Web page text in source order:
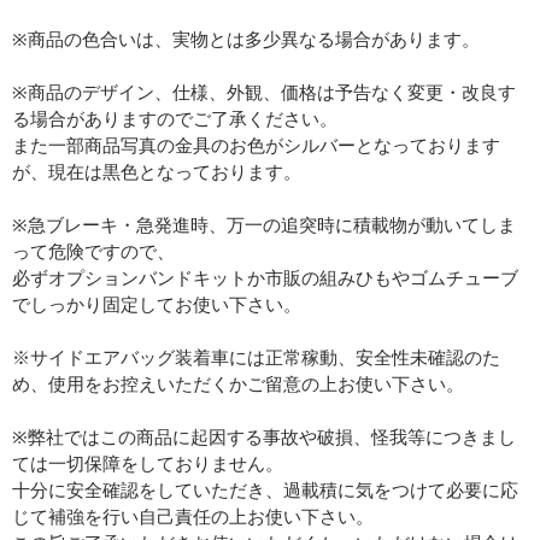
※商品の色合いは、実物とは多少異なる場合があります。
※商品のデザイン、仕様、外観、価格は予告なく変更・改良す
る場合がありますのでご了承ください。
また一部商品写真の金具のお色がシルバーとなっております
が、現在は黒色となっております。
※急ブレーキ・急発進時、万一の追突時に積載物が動いてしま
って危険ですので、
必ずオプションバンドキットか市販の組みひもやゴムチューブ
でしっかり固定してお使い下さい。
※サイドエアバッグ装着車には正常稼動、安全性未確認のた
め、使用をお控えいただくかご留意の上お使い下さい。
※弊社ではこの商品に起因する事故や破損、怪我等につきまし
ては一切保障をしておりません。
十分に安全確認をしていただき、過載積に気をつけて必要に応
じて補強を行い自己責任の上お使い下さい。